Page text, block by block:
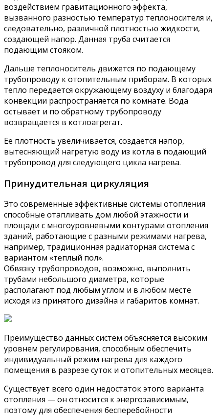
воздействием гравитационного эффекта,
вызванного разностью температур теплоносителя и,
следовательно, различной плотностью жидкости,
создающей напор. Данная труба считается
подающим стояком.
Дальше теплоноситель движется по подающему
трубопроводу к отопительным приборам. В которых
тепло передается окружающему воздуху и благодаря
конвекции распространяется по комнате. Вода
остывает и по обратному трубопроводу
возвращается в котлоагрегат.
Ее плотность увеличивается, создается напор,
вытесняющий нагретую воду из котла в подающий
трубопровод для следующего цикла нагрева.
Принудительная циркуляция
Это современные эффективные системы отопления
способные отапливать дом любой этажности и
площади с многоуровневыми контурами отопления
зданий, работающие с разными режимами нагрева,
например, традиционная радиаторная система с
вариантом «теплый пол».
Обвязку трубопроводов, возможно, выполнить
трубами небольшого диаметра, которые
располагают под любым углом и в любом месте
исходя из принятого дизайна и габаритов комнат.
Преимущество данных систем объясняется высоким
уровнем регулирования, способным обеспечить
индивидуальный режим нагрева для каждого
помещения в разрезе суток и отопительных месяцев.
Существует всего один недостаток этого варианта
отопления — он относится к энергозависимым,
поэтому для обеспечения бесперебойности